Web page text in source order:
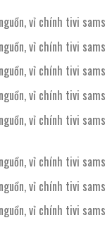
vỉ chính tivi
vỉ chính tivi
vỉ chính tivi
vỉ chính tivi
vỉ chính tivi
vỉ chính tivi
vỉ chính tivi
vỉ chính tivi